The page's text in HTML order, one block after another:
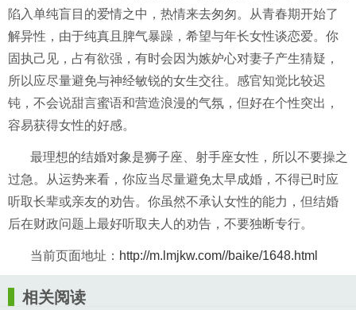
陷入单纯盲目的爱情之中，热情来去匆匆。从青春期开始了
解异性，由于纯真且脾气暴躁，希望与年长女性谈恋爱。你
固执己见，占有欲强，有时会因为嫉妒心对妻子产生猜疑，
所以应尽量避免与神经敏锐的女生交往。感官知觉比较迟
钝，不会说甜言蜜语和营造浪漫的气氛，但好在个性突出，
容易获得女性的好感。
最理想的结婚对象是狮子座、射手座女性，所以不要操之
过急。从运势来看，你应当尽量避免太早成婚，不得已时应
听取长辈或亲友的劝告。你虽然不承认女性的能力，但结婚
后在财政问题上最好听取夫人的劝告，不要独断专行。
当前页面地址： http://m.lmjkw.com//baike/1648.html
相关阅读